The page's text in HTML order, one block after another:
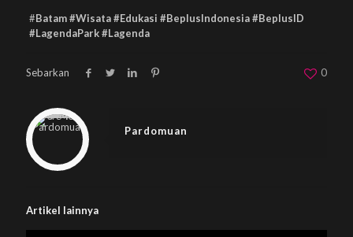
#Batam #Wisata #Edukasi #BeplusIndonesia #BeplusID
#LagendaPark #Lagenda
Sebarkan 0
Warning
: Trying to access array offset on null in
/home/u833233641/domains/beplus.id/public_html/wp-content/themes/betheme/includes/content-single.php
on line
286
Pardomuan
Artikel lainnya